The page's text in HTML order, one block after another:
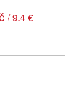
/ 9.4 €